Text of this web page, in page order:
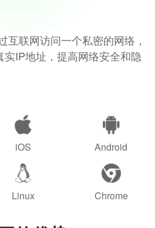
互联网访问一个私密的网络，
IP地址，提高网络安全和隐
iOS Android
Linux Chrome